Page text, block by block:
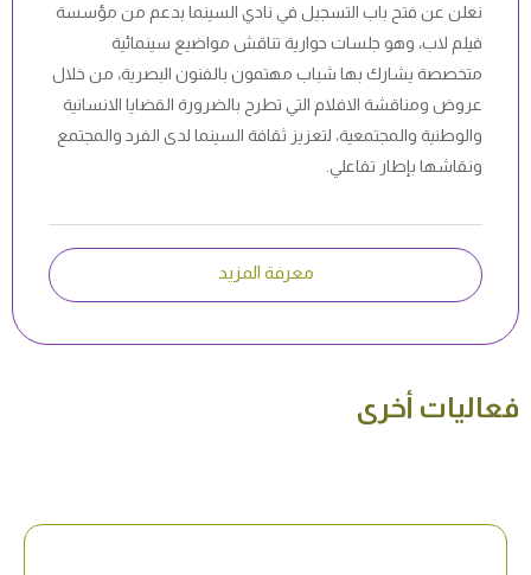
نعلن عن فتح باب التسجيل في نادي السينما بدعم من مؤسسة
فيلم لاب، وهو جلسات حوارية تناقش مواضيع سينمائية
متخصصة يشارك بها شباب مهتمون بالفنون البصرية، من خلال
عروض ومناقشة الافلام التي تطرح بالضرورة القضايا الانسانية
والوطنية والمجتمعية، لتعزيز ثقافة السينما لدى الفرد والمجتمع
ونقاشها بإطار تفاعلي.
معرفة المزيد
فعاليات أخرى